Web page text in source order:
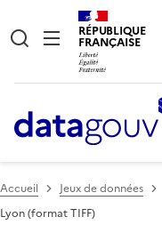
RÉPUBLIQUE
FRANÇAISE
Accueil Jeux de données
Lyon (format TIFF)